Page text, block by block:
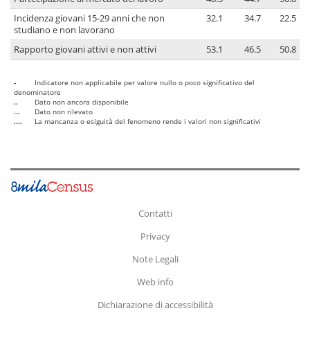
Incidenza giovani 15-29 anni che non
studiano e non lavorano
32.1 34.7 22.5
Rapporto giovani attivi e non attivi 53.1 46.5 50.8
-
Indicatore non applicabile per valore nullo o poco significativo del
denominatore
..
Dato non ancora disponibile
...
Dato non rilevato
....
La mancanza o esiguità del fenomeno rende i valori non significativi
Contatti
Privacy
Note Legali
Web info
Dichiarazione di accessibilità